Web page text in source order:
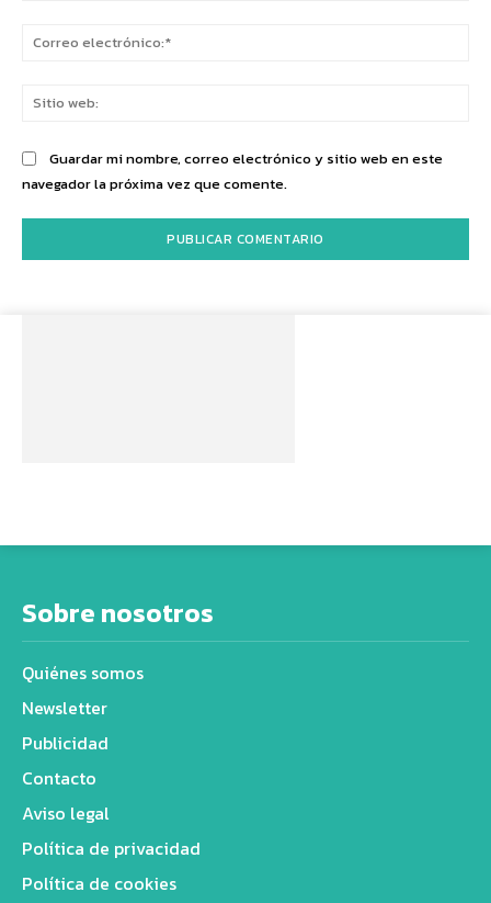
Guardar mi nombre, correo electrónico y sitio web en este
navegador la próxima vez que comente.
Sobre nosotros
Quiénes somos
Newsletter
Publicidad
Contacto
Aviso legal
Política de privacidad
Política de cookies